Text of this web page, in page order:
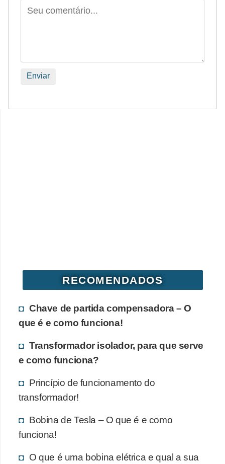
RECOMENDADOS
Chave de partida compensadora – O
que é e como funciona!
Transformador isolador, para que serve
e como funciona?
Princípio de funcionamento do
transformador!
Bobina de Tesla – O que é e como
funciona!
O que é uma bobina elétrica e qual a sua